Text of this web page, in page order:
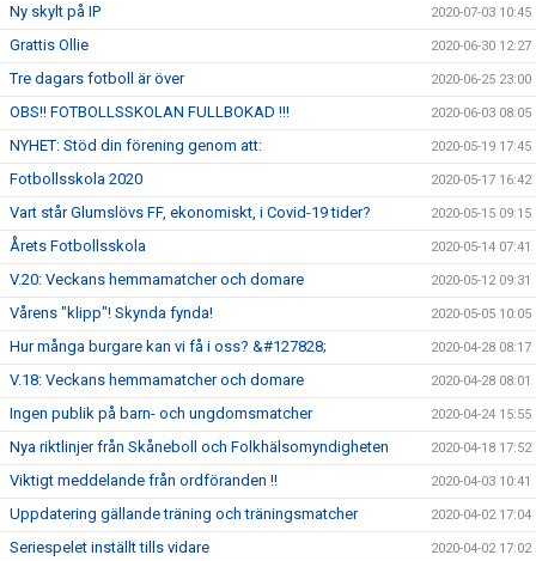
Ny skylt på IP 2020-07-03 10:45
Grattis Ollie 2020-06-30 12:27
Tre dagars fotboll är över 2020-06-25 23:00
OBS!! FOTBOLLSSKOLAN FULLBOKAD !!! 2020-06-03 08:05
NYHET: Stöd din förening genom att: 2020-05-19 17:45
Fotbollsskola 2020 2020-05-17 16:42
Vart står Glumslövs FF, ekonomiskt, i Covid-19 tider? 2020-05-15 09:15
Årets Fotbollsskola 2020-05-14 07:41
V.20: Veckans hemmamatcher och domare 2020-05-12 09:31
Vårens "klipp"! Skynda fynda! 2020-05-05 10:05
Hur många burgare kan vi få i oss? &#127828; 2020-04-28 08:17
V.18: Veckans hemmamatcher och domare 2020-04-28 08:01
Ingen publik på barn- och ungdomsmatcher 2020-04-24 15:55
Nya riktlinjer från Skåneboll och Folkhälsomyndigheten 2020-04-18 17:52
Viktigt meddelande från ordföranden !! 2020-04-03 10:41
Uppdatering gällande träning och träningsmatcher 2020-04-02 17:04
Seriespelet inställt tills vidare 2020-04-02 17:02